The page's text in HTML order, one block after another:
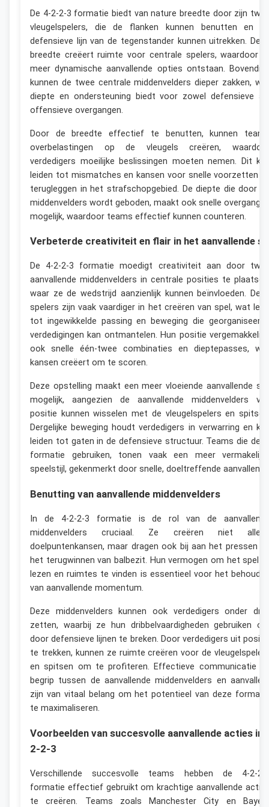
De 4-2-2-3 formatie biedt van nature breedte door zijn
vleugelspelers, die de flanken kunnen benutten en
defensieve lijn van de tegenstander kunnen uitrekken.
breedte creëert ruimte voor centrale spelers, waardoor
meer dynamische aanvallende opties ontstaan.
kunnen de twee centrale middenvelders dieper zakken,
diepte en ondersteuning biedt voor zowel defensieve
offensieve overgangen.
Door de breedte effectief te benutten, kunnen
overbelastingen op de vleugels creëren,
verdedigers moeilijke beslissingen moeten nemen. Dit
leiden tot mismatches en kansen voor snelle voorzetten
terugleggen in het strafschopgebied. De diepte die door
middenvelders wordt geboden, maakt ook snelle
mogelijk, waardoor teams effectief kunnen counteren.
Verbeterde creativiteit en flair in het aanvallende
De 4-2-2-3 formatie moedigt creativiteit aan door
aanvallende middenvelders in centrale posities te
waar ze de wedstrijd aanzienlijk kunnen beïnvloeden.
spelers zijn vaak vaardiger in het creëren van spel, wat
tot ingewikkelde passing en beweging die
verdedigingen kan ontmantelen. Hun positie
ook snelle één-twee combinaties en dieptepasses,
kansen creëert om te scoren.
Deze opstelling maakt een meer vloeiende aanvallende
mogelijk, aangezien de aanvallende middenvelders
positie kunnen wisselen met de vleugelspelers en
Dergelijke beweging houdt verdedigers in verwarring en
leiden tot gaten in de defensieve structuur. Teams die
formatie gebruiken, tonen vaak een meer
speelstijl, gekenmerkt door snelle, doeltreffende aanvallen.
Benutting van aanvallende middenvelders
In de 4-2-2-3 formatie is de rol van de
middenvelders cruciaal. Ze creëren niet
doelpuntenkansen, maar dragen ook bij aan het pressen
het terugwinnen van balbezit. Hun vermogen om het spel
lezen en ruimtes te vinden is essentieel voor het
van aanvallende momentum.
Deze middenvelders kunnen ook verdedigers onder
zetten, waarbij ze hun dribbelvaardigheden gebruiken
door defensieve lijnen te breken. Door verdedigers uit
te trekken, kunnen ze ruimte creëren voor de
en spitsen om te profiteren. Effectieve communicatie
begrip tussen de aanvallende middenvelders en
zijn van vitaal belang om het potentieel van deze
te maximaliseren.
Voorbeelden van succesvolle aanvallende acties in
2-2-3
Verschillende succesvolle teams hebben de 4-2-2-
formatie effectief gebruikt om krachtige aanvallende
te creëren. Teams zoals Manchester City en